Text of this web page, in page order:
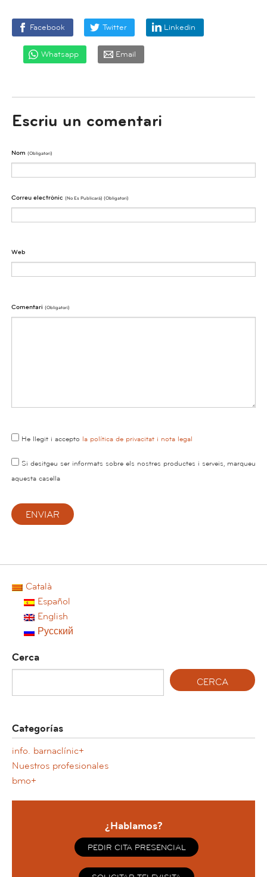
Facebook Twitter Linkedin
Whatsapp Email
Escriu un comentari
Nom (obligatori)
Correu electrònic (No Es Publicarà) (obligatori)
Web
Comentari (obligatori)
He llegit i accepto la política de privacitat i nota legal
Si desitgeu ser informats sobre els nostres productes i serveis, marqueu
aquesta casella
Català
Español
English
Русский
Cerca
Categorías
info. barnaclínic+
Nuestros profesionales
bmo+
¿Hablamos?
PEDIR CITA PRESENCIAL